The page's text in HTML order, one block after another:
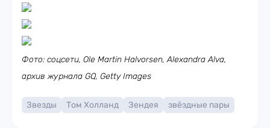
Фото: соцсети, Ole Martin Halvorsen, Alexandra Alva,
архив журнала GQ, Getty Images
Звезды Том Холланд Зендея звёздные пары